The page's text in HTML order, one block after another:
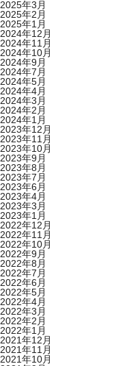
2025年3月
2025年2月
2025年1月
2024年12月
2024年11月
2024年10月
2024年9月
2024年7月
2024年5月
2024年4月
2024年3月
2024年2月
2024年1月
2023年12月
2023年11月
2023年10月
2023年9月
2023年8月
2023年7月
2023年6月
2023年4月
2023年3月
2023年1月
2022年12月
2022年11月
2022年10月
2022年9月
2022年8月
2022年7月
2022年6月
2022年5月
2022年4月
2022年3月
2022年2月
2022年1月
2021年12月
2021年11月
2021年10月